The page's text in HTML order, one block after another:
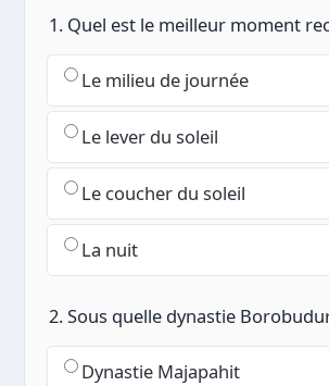
1. Quel est le meilleur moment
Le milieu de journée
Le lever du soleil
Le coucher du soleil
La nuit
2. Sous quelle dynastie
Dynastie Majapahit